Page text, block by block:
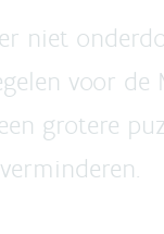
niet
voor de
grotere